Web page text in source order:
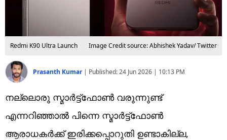
Redmi K90 Ultra Launch Image Credit source: Abhishek Yadav/ Twitter
Prasanth Kumar | Published:24 Jun 2026 | 10:13 PM
നല്ലൊരു സ്മാർട്ട്ഫോൺ വരുന്നുണ്ട്
എന്നറിഞ്ഞാൽ പിന്നെ സ്മാർട്ട്ഫോൺ
ആരാധകർക്ക് ഇരിക്കപ്പൊറുതി ഉണ്ടാകില്ല,